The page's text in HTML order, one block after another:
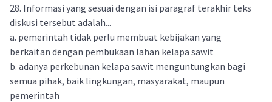
28. Informasi yang sesuai dengan isi paragraf terakhir teks
diskusi tersebut adalah...
a. pemerintah tidak perlu membuat kebijakan yang
berkaitan dengan pembukaan lahan kelapa sawit
b. adanya perkebunan kelapa sawit menguntungkan bagi
semua pihak, baik lingkungan, masyarakat, maupun
pemerintah